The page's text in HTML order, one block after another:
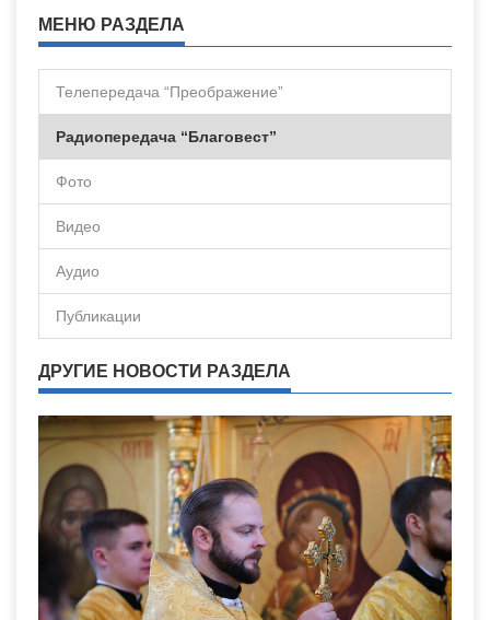
МЕНЮ РАЗДЕЛА
Телепередача “Преображение”
Радиопередача “Благовест”
Фото
Видео
Аудио
Публикации
ДРУГИЕ НОВОСТИ РАЗДЕЛА